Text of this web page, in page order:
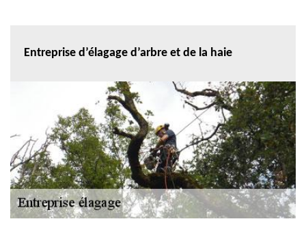
Entreprise d’élagage d’arbre et de la haie